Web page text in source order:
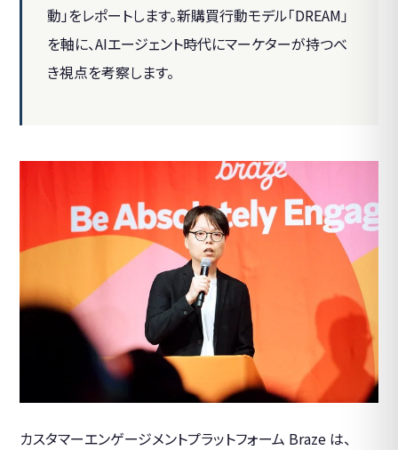
動」をレポートします。新購買行動モデル「DREAM」
を軸に、AIエージェント時代にマーケターが持つべ
き視点を考察します。
カスタマーエンゲージメントプラットフォーム Braze は、